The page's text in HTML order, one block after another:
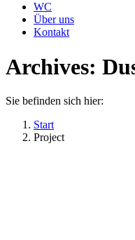
WC
Über uns
Kontakt
Archives:
Sie befinden sich hier:
Start
Project